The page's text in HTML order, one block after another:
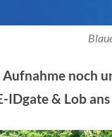
Aufnahme noch
IDgate & Lob ans